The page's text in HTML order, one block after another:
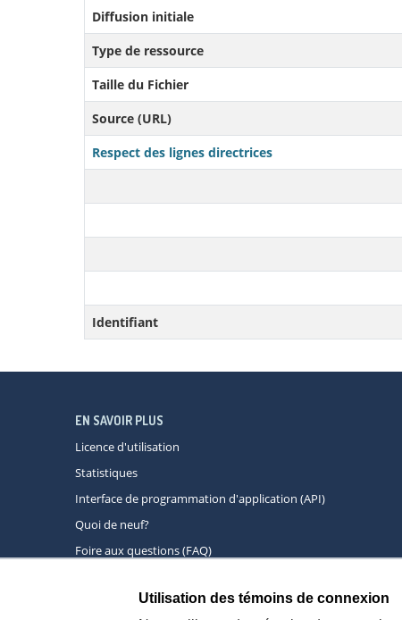
Diffusion initiale
Type de ressource
Taille du Fichier
Source (URL)
Respect des lignes directrices
Identifiant
Utilisation des témoins de connexion
EN SAVOIR PLUS
Licence d'utilisation
Statistiques
Interface de programmation d'application (API)
Quoi de neuf?
Foire aux questions (FAQ)